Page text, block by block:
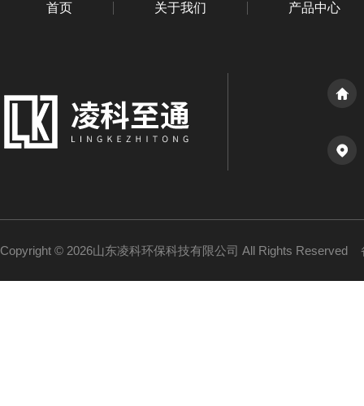
首页 关于我们 产品中心
Copyright © 2026山东凌科环保科技有限公司 All Rights Reserved